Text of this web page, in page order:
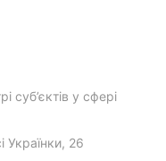
суб’єктів у сфері
Українки, 26